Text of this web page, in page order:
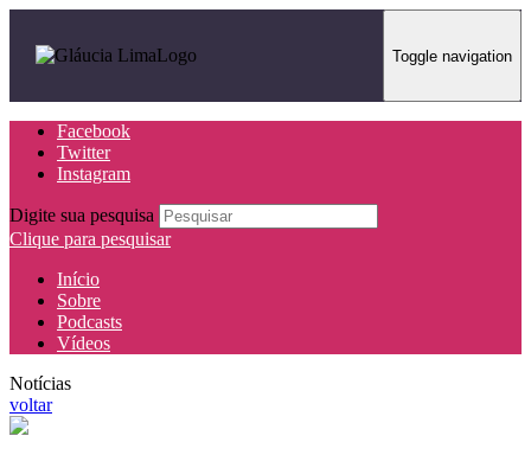
Toggle navigation
Facebook
Twitter
Instagram
Digite sua pesquisa
Clique para pesquisar
Início
Sobre
Podcasts
Vídeos
Notícias
voltar